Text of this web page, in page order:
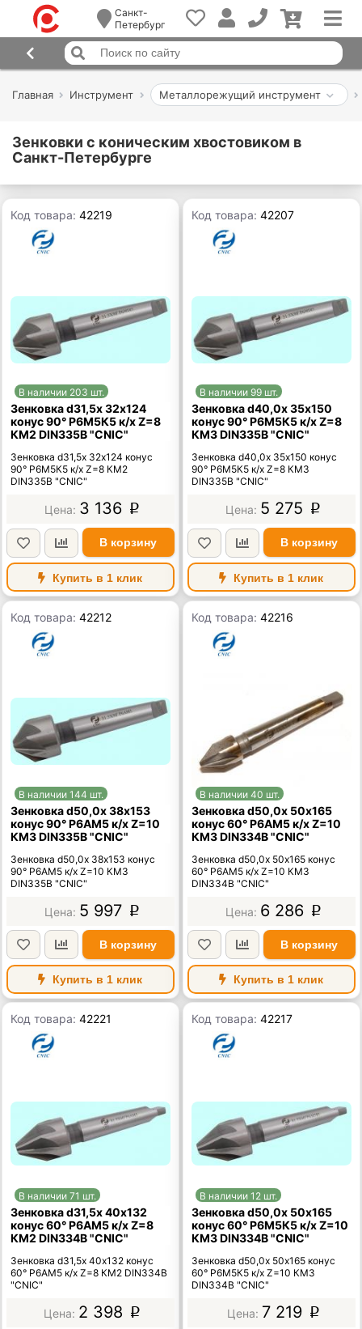
Санкт-
Петербург
Главная Инструмент Металлорежущий инструмент
Зенковки с коническим хвостовиком в
Санкт-Петербурге
Код товара:42219
В наличии 203 шт.
Зенковка d31,5х 32х124
конус 90° Р6М5К5 к/х Z=8
КМ2 DIN335B "CNIC"
Зенковка d31,5х 32х124 конус
90° Р6М5К5 к/х Z=8 КМ2
DIN335B "CNIC"
3 136 p
В корзину
Купить в 1 клик
Код товара:42207
В наличии 99 шт.
Зенковка d40,0х 35х150
конус 90° Р6М5К5 к/х Z=8
КМ3 DIN335B "CNIC"
Зенковка d40,0х 35х150 конус
90° Р6М5К5 к/х Z=8 КМ3
DIN335B "CNIC"
5 275 p
В корзину
Купить в 1 клик
Код товара:42212
В наличии 144 шт.
Зенковка d50,0х 38х153
конус 90° Р6АМ5 к/х Z=10
КМ3 DIN335B "CNIC"
Зенковка d50,0х 38х153 конус
90° Р6АМ5 к/х Z=10 КМ3
DIN335B "CNIC"
5 997 p
В корзину
Купить в 1 клик
Код товара:42216
В наличии 40 шт.
Зенковка d50,0х 50х165
конус 60° Р6АМ5 к/х Z=10
КМ3 DIN334B "CNIC"
Зенковка d50,0х 50х165 конус
60° Р6АМ5 к/х Z=10 КМ3
DIN334B "CNIC"
6 286 p
В корзину
Купить в 1 клик
Код товара:42221
В наличии 71 шт.
Зенковка d31,5х 40х132
конус 60° Р6АМ5 к/х Z=8
КМ2 DIN334B "CNIC"
Зенковка d31,5х 40х132 конус
60° Р6АМ5 к/х Z=8 КМ2 DIN334B
"CNIC"
2 398 p
Код товара:42217
В наличии 12 шт.
Зенковка d50,0х 50х165
конус 60° Р6М5К5 к/х Z=10
КМ3 DIN334B "CNIC"
Зенковка d50,0х 50х165 конус
60° Р6М5К5 к/х Z=10 КМ3
DIN334B "CNIC"
7 219 p